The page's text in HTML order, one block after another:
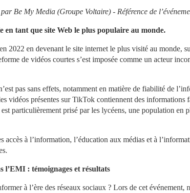
Be My Media (Groupe Voltaire) - Référence de
en tant que site Web le plus populaire au monde.
2022 en devenant le site internet le plus visité au monde,
de vidéos courtes s’est imposée comme un acteur
pas sans effets, notamment en matière de fiabilité de
vidéos présentes sur TikTok contiennent des informations
particulièrement prisé par les lycéens, une population en
accès à l’information, l’éducation aux médias et à
l’EMI : témoignages et résultats
à l’ère des réseaux sociaux ? Lors de cet événement,